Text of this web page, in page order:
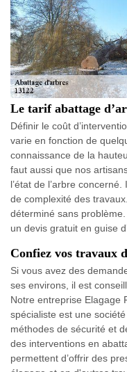
Le tarif abattage
Définir le coût
varie en fonction de
connaissance de la
faut aussi que nos
l’état de l’arbre
de complexité des
déterminé sans
un devis gratuit en guise
Confiez vos travaux
Si vous avez des
ses environs, il est
Notre entreprise Elagage
spécialiste est une
méthodes de sécurité et
des interventions en
permettent d’offrir des